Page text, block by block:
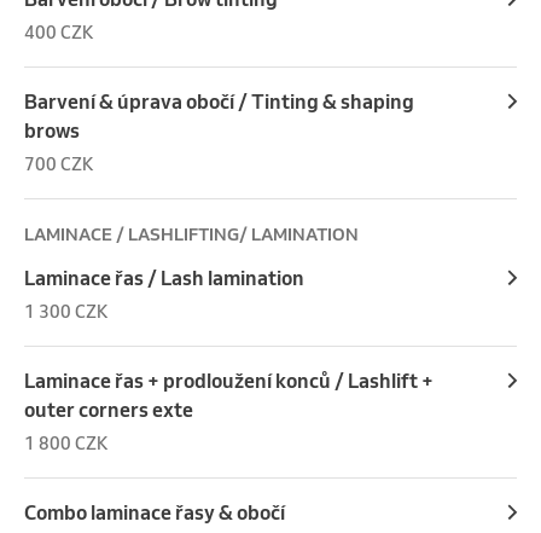
400 CZK
Barvení & úprava obočí / Tinting & shaping
brows
700 CZK
LAMINACE / LASHLIFTING/ LAMINATION
Laminace řas / Lash lamination
1 300 CZK
Laminace řas + prodloužení konců / Lashlift +
outer corners exte
1 800 CZK
Combo laminace řasy & obočí